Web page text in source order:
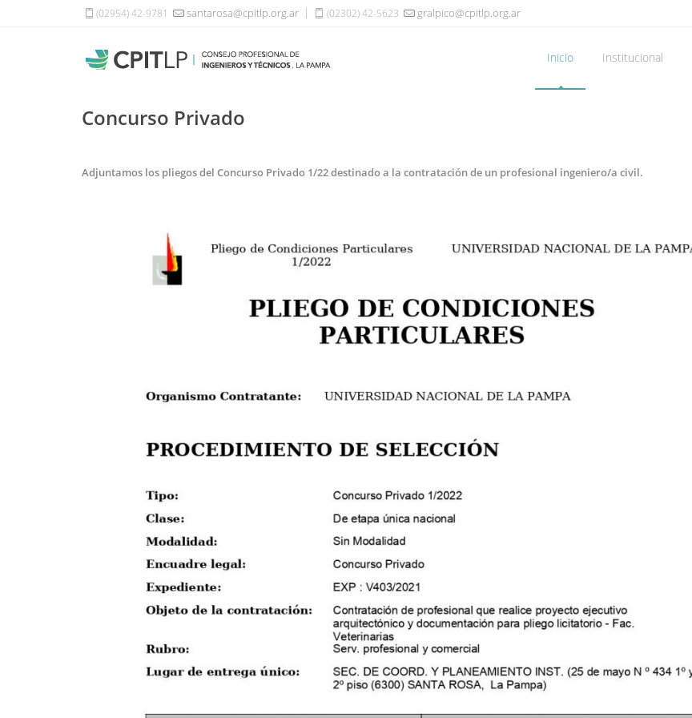
(02954) 42-9781 santarosa@cpitlp.org.ar (02302) 42-5623 gralpico@cpitlp.org.ar
Inicio Institucional
Concurso Privado
Adjuntamos los pliegos del Concurso Privado 1/22 destinado a la contratación de un profesional ingeniero/a civil.